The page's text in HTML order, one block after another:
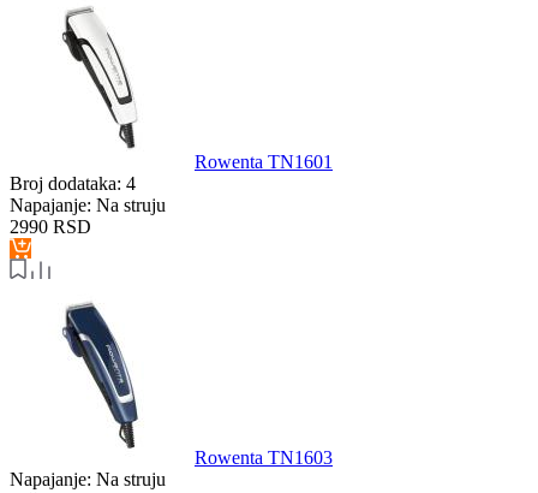
Rowenta TN1601
Broj dodataka: 4
Napajanje: Na struju
2990 RSD
Rowenta TN1603
Napajanje: Na struju